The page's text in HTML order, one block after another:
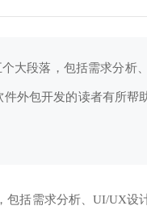
大段落，包括需求分析
外包开发的读者有所帮
括需求分析、UI/UX设